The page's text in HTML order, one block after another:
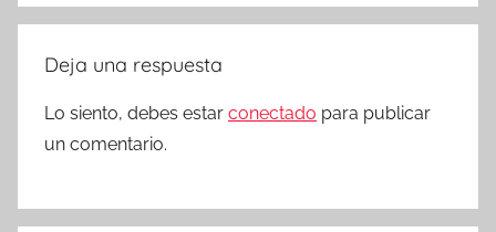
Deja una respuesta
Lo siento, debes estar conectado para publicar
un comentario.